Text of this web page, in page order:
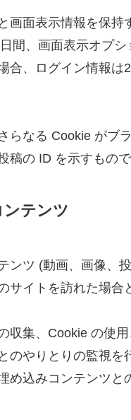
画面表示情報を保
間、画面表示オプ
合、ログイン情報は
らなる Cookie がブ
の ID を示すもの
テンツ
ンツ (動画、画像、
イトを訪れた場合
収集、Cookie の使
のやりとりの監視
め込みコンテンツと